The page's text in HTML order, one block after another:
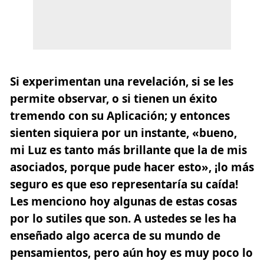
Si experimentan una revelación, si se les
permite observar, o si tienen un éxito
tremendo con su Aplicación; y entonces
sienten siquiera por un instante, «bueno,
mi Luz es tanto más brillante que la de mis
asociados, porque pude hacer esto», ¡lo más
seguro es que eso representaría su caída!
Les menciono hoy algunas de estas cosas
por lo sutiles que son. A ustedes se les ha
enseñado algo acerca de su mundo de
pensamientos, pero aún hoy es muy poco lo